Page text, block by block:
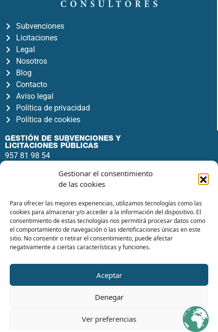
Gestionar el consentimiento
de las cookies
Para ofrecer las mejores experiencias, utilizamos tecnologías como las
cookies para almacenar y/o acceder a la información del dispositivo. El
consentimiento de estas tecnologías nos permitirá procesar datos como
el comportamiento de navegación o las identificaciones únicas en este
sitio. No consentir o retirar el consentimiento, puede afectar
negativamente a ciertas características y funciones.
Aceptar
Denegar
Ver preferencias
Subvenciones
Licitaciones
Legal
Nosotros
Blog
Contacto
Aviso legal
Política de privacidad
Política de cookies
GESTIÓN DE SUBVENCIONES Y
LICITACIONES PÚBLICAS
957 81 98 54
Av. del Gran Capitán, 46, 4º1, Noroeste,